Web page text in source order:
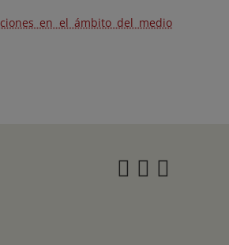
en el ámbito del medio
Twitter